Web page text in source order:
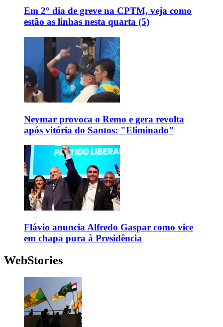
Em 2° dia de greve na CPTM, veja como
estão as linhas nesta quarta (5)
Neymar provoca o Remo e gera revolta
após vitória do Santos: "Eliminado"
Flávio anuncia Alfredo Gaspar como vice
em chapa pura à Presidência
WebStories